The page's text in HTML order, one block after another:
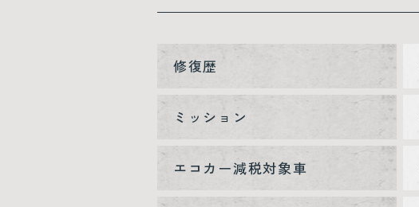
修復歴
ミッション
エコカー減税対象車